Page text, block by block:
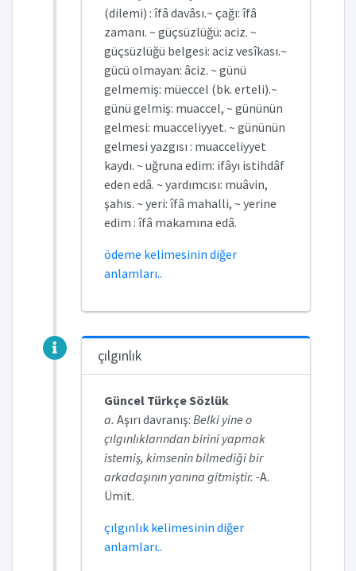
(dilemi) : îfâ davâsı.~ çağı: îfâ
zamanı. ~ güçsüzlüğü: aciz. ~
güçsüzlüğü belgesi: aciz vesîkası.~
gücü olmayan: âciz. ~ günü
gelmemiş: müeccel (bk. erteli).~
günü gelmiş: muaccel, ~ gününün
gelmesi: muacceliyyet. ~ gününün
gelmesi yazgısı : muacceliyyet
kaydı. ~ uğruna edim: ifâyı istihdâf
eden edâ. ~ yardımcısı: muâvin,
şahıs. ~ yeri: îfâ mahalli, ~ yerine
edim : îfâ makamına edâ.
ödeme kelimesinin diğer
anlamları..
çılgınlık
Güncel Türkçe Sözlük
a. Aşırı davranış: Belki yine o
çılgınlıklarından birini yapmak
istemiş, kimsenin bilmediği bir
arkadaşının yanına gitmiştir. -A.
Ümit.
çılgınlık kelimesinin diğer
anlamları..